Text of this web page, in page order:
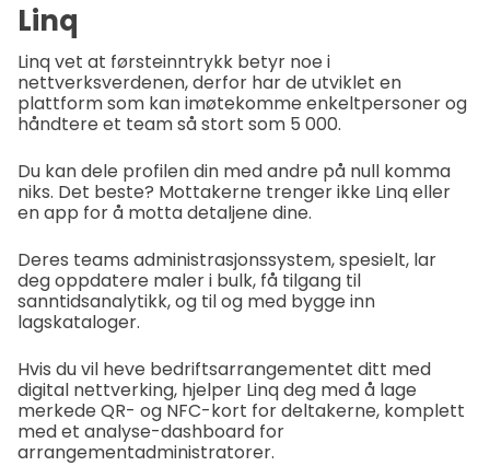
Linq
Linq vet at førsteinntrykk betyr noe i
nettverksverdenen, derfor har de utviklet en
plattform som kan imøtekomme enkeltpersoner og
håndtere et team så stort som 5 000.
Du kan dele profilen din med andre på null komma
niks. Det beste? Mottakerne trenger ikke Linq eller
en app for å motta detaljene dine.
Deres teams administrasjonssystem, spesielt, lar
deg oppdatere maler i bulk, få tilgang til
sanntidsanalytikk, og til og med bygge inn
lagskataloger.
Hvis du vil heve bedriftsarrangementet ditt med
digital nettverking, hjelper Linq deg med å lage
merkede QR- og NFC-kort for deltakerne, komplett
med et analyse-dashboard for
arrangementadministratorer.